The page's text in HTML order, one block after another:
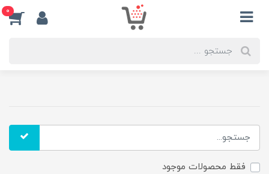
0
فقط محصولات موجود